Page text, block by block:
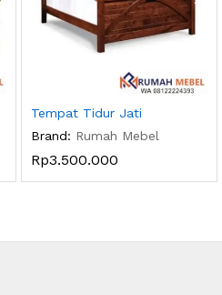
Tempat Tidur Jati
Brand: Rumah Mebel
Rp3.500.000